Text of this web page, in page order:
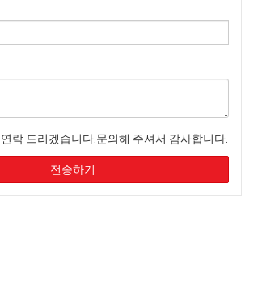
락 드리겠습니다.문의해 주셔서 감사합니다.
전송하기